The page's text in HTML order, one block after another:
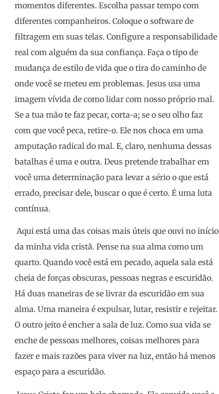
momentos diferentes. Escolha passar tempo com
diferentes companheiros. Coloque o software de
filtragem em suas telas. Configure a responsabilidade
real com alguém da sua confiança. Faça o tipo de
mudança de estilo de vida que o tira do caminho de
onde você se meteu em problemas. Jesus usa uma
imagem vívida de como lidar com nosso próprio mal.
Se a tua mão te faz pecar, corta-a; se o seu olho faz
com que você peca, retire-o. Ele nos choca em uma
amputação radical do mal. E, claro, nenhuma dessas
batalhas é uma e outra. Deus pretende trabalhar em
você uma determinação para levar a sério o que está
errado, precisar dele, buscar o que é certo. É uma luta
contínua.
Aqui está uma das coisas mais úteis que ouvi no início
da minha vida cristã. Pense na sua alma como um
quarto. Quando você está em pecado, aquela sala está
cheia de forças obscuras, pessoas negras e escuridão.
Há duas maneiras de se livrar da escuridão em sua
alma. Uma maneira é expulsar, lutar, resistir e rejeitar.
O outro jeito é encher a sala de luz. Como sua vida se
enche de pessoas melhores, coisas melhores para
fazer e mais razões para viver na luz, então há menos
espaço para a escuridão.